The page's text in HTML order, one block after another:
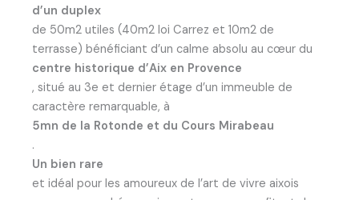
d’un duplex
de 50m2 utiles (40m2 loi Carrez et 10m2 de
terrasse) bénéficiant d’un calme absolu au cœur du
centre historique d’Aix en Provence
, situé au 3e et dernier étage d’un immeuble de
caractère remarquable, à
5mn de la Rotonde et du Cours Mirabeau
.
Un bien rare
et idéal pour les amoureux de l’art de vivre aixois